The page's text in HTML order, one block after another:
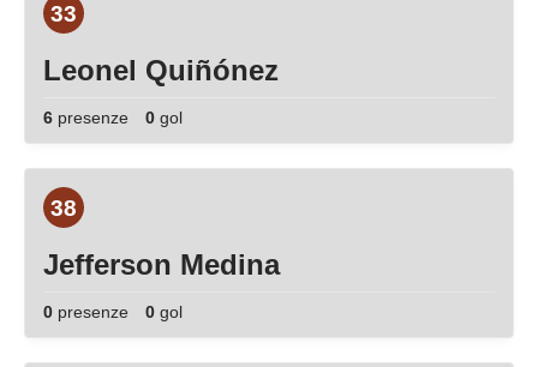
33
Leonel Quiñónez
6 presenze 0 gol
38
Jefferson Medina
0 presenze 0 gol